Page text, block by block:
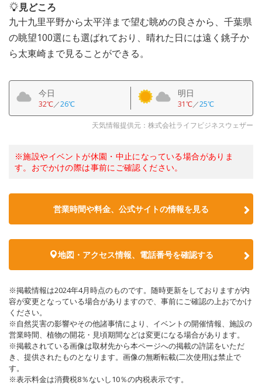
見どころ
九十九里平野から太平洋まで望む眺めの良さから、千葉県
の眺望100選にも選ばれており、晴れた日には遠く銚子か
ら太東崎まで見ることができる。
今日
32℃／26℃
明日
31℃／25℃
天気情報提供元：株式会社ライフビジネスウェザー
※施設やイベントが休園・中止になっている場合がありま
す。おでかけの際は事前にご確認ください。
営業時間や料金、公式サイトの情報を見る
地図・アクセス情報、電話番号を確認する
※掲載情報は2024年4月時点のものです。随時更新をしておりますが内
容が変更となっている場合がありますので、事前にご確認の上おでかけ
ください。
※自然災害の影響やその他諸事情により、イベントの開催情報、施設の
営業時間、植物の開花・見頃期間などは変更になる場合があります。
※掲載されている画像は取材先から本ページへの掲載の許諾をいただ
き、提供されたものとなります。画像の無断転載(二次使用)は禁止で
す。
※表示料金は消費税8％ないし10％の内税表示です。